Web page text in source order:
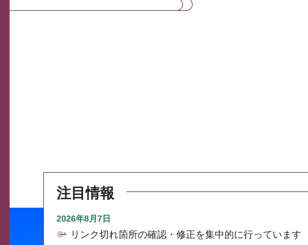
注目情報
2026年8月7日
リンク切れ箇所の確認・修正を集中的に行っています